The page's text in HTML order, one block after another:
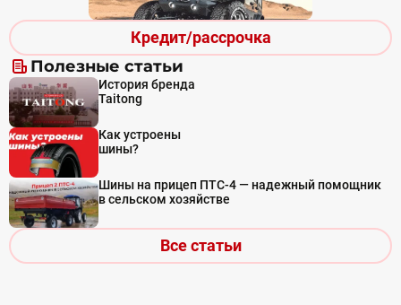
Кредит/рассрочка
Полезные статьи
История бренда
Taitong
Как устроены
шины?
Шины на прицеп ПТС-4 — надежный помощник
в сельском хозяйстве
Все статьи